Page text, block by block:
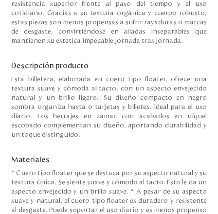
Servicio al cliente
Nuestras Tiendas
Colombia
Costa Rica
Panamá
USA
Venezuela
resistencia superior frente al paso del tiempo y el uso
cotidiano. Gracias a su textura orgánica y cuerpo robusto,
estas piezas son menos propensas a sufrir rayaduras o marcas
de desgaste, convirtiéndose en aliadas inseparables que
mantienen su estética impecable jornada tras jornada.
Descripción producto
Esta billetera, elaborada en cuero tipo floater, ofrece una
textura suave y cómoda al tacto, con un aspecto envejecido
natural y un brillo ligero. Su diseño compacto en negro
sombra organiza hasta 6 tarjetas y billetes, ideal para el uso
diario. Los herrajes en zamac con acabados en níquel
escobado complementan su diseño, aportando durabilidad y
un toque distinguido.
Materiales
* Cuero tipo floater que se destaca por su aspecto natural y su
textura única. Se siente suave y cómodo al tacto. Esto le da un
aspecto envejecido y un brillo suave. * A pesar de su aspecto
suave y natural, el cuero tipo floater es duradero y resistente
al desgaste. Puede soportar el uso diario y es menos propenso